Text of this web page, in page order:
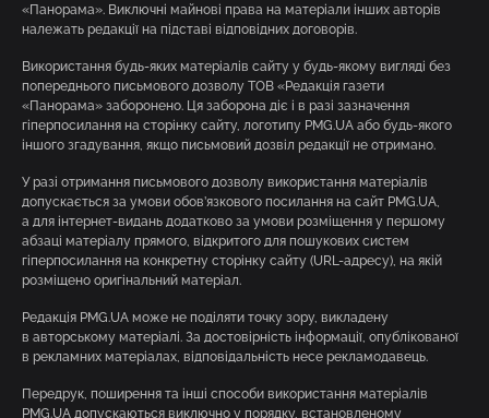
«Панорама». Виключні майнові права на матеріали інших авторів
належать редакції на підставі відповідних договорів.
Використання будь-яких матеріалів сайту у будь-якому вигляді без
попереднього письмового дозволу ТОВ «Редакція газети
«Панорама» заборонено. Ця заборона діє і в разі зазначення
гіперпосилання на сторінку сайту, логотипу PMG.UA або будь-якого
іншого згадування, якщо письмовий дозвіл редакції не отримано.
У разі отримання письмового дозволу використання матеріалів
допускається за умови обов’язкового посилання на сайт PMG.UA,
а для інтернет-видань додатково за умови розміщення у першому
абзаці матеріалу прямого, відкритого для пошукових систем
гіперпосилання на конкретну сторінку сайту (URL-адресу), на якій
розміщено оригінальний матеріал.
Редакція PMG.UA може не поділяти точку зору, викладену
в авторському матеріалі. За достовірність інформації, опублікованої
в рекламних матеріалах, відповідальність несе рекламодавець.
Передрук, поширення та інші способи використання матеріалів
PMG.UA допускаються виключно у порядку, встановленому